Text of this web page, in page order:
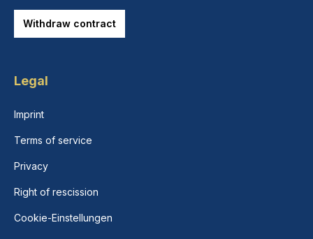
Withdraw contract
Legal
Imprint
Terms of service
Privacy
Right of rescission
Cookie-Einstellungen